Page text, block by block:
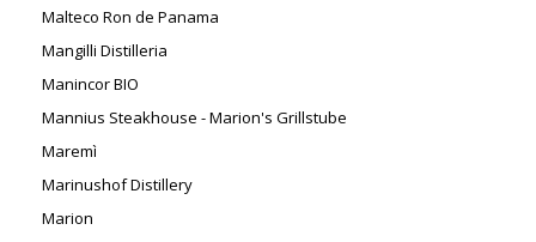
Malteco Ron de Panama
Mangilli Distilleria
Manincor BIO
Mannius Steakhouse - Marion's Grillstube
Maremì
Marinushof Distillery
Marion